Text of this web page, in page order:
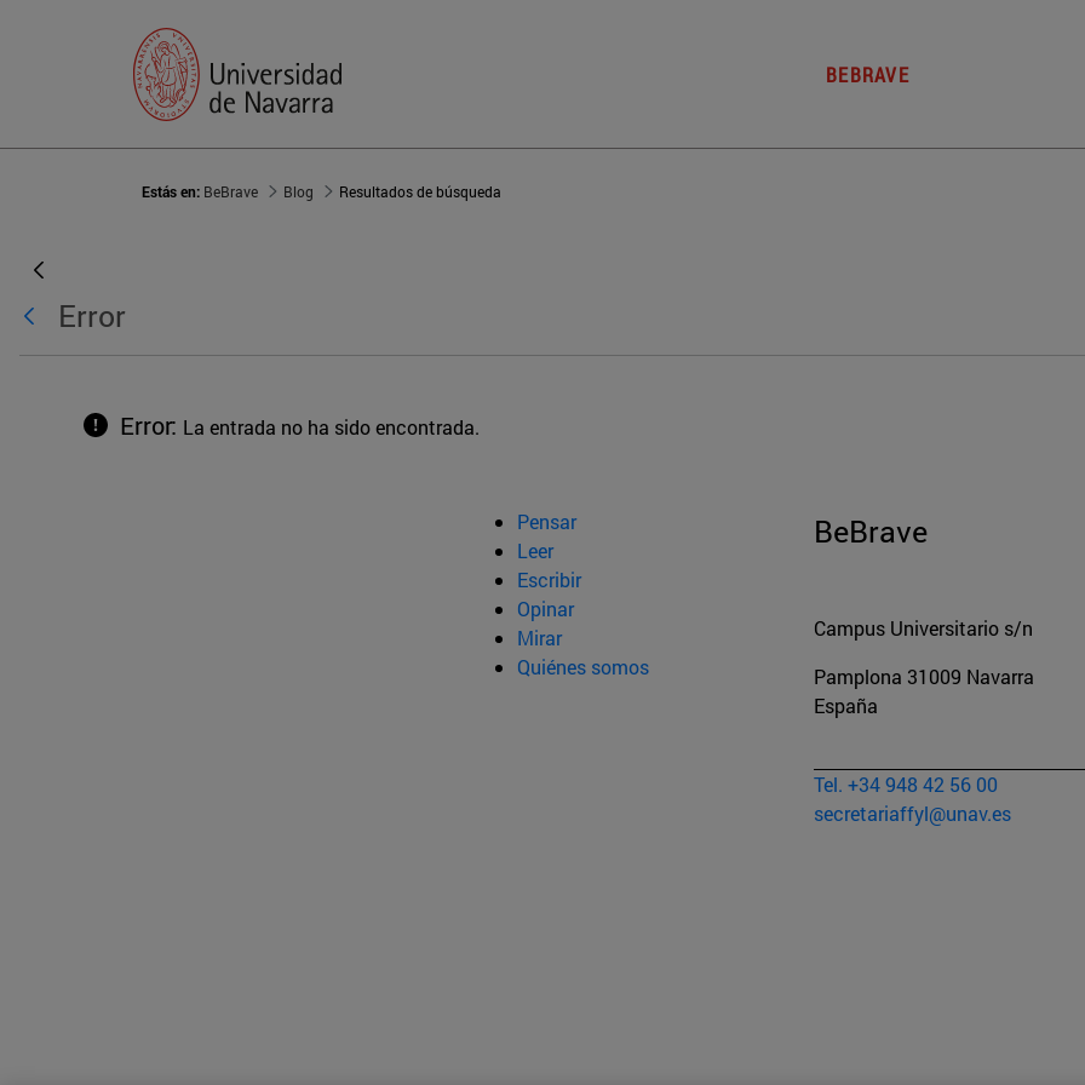
BEBRAVE
Estás en: BeBrave Blog Resultados de búsqueda
Error
Error: La entrada no ha sido encontrada.
Pensar
Leer
Escribir
Opinar
Mirar
Quiénes somos
BeBrave
Campus Universitario s/n
Pamplona 31009 Navarra
España
Tel. +34 948 42 56 00
secretariaffyl@unav.es